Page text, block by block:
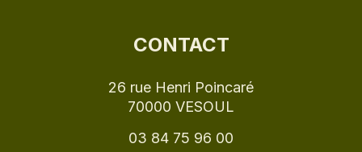
CONTACT
26 rue Henri Poincaré
70000 VESOUL
03 84 75 96 00